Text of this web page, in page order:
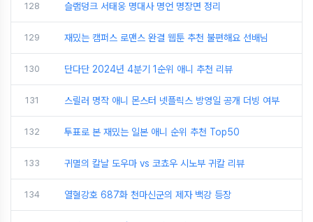
128 슬램덩크 서태웅 명대사 명언 명장면 정리
129 재밌는 캠퍼스 로맨스 완결 웹툰 추천 불편해요 선배님
130 단다단 2024년 4분기 1순위 애니 추천 리뷰
131 스릴러 명작 애니 몬스터 넷플릭스 방영일 공개 더빙 여부
132 투표로 본 재밌는 일본 애니 순위 추천 Top50
133 귀멸의 칼날 도우마 vs 코쵸우 시노부 귀칼 리뷰
134 열혈강호 687화 천마신군의 제자 백강 등장